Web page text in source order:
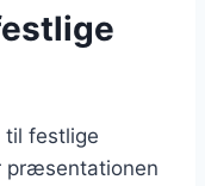
til festlige
præsentationen